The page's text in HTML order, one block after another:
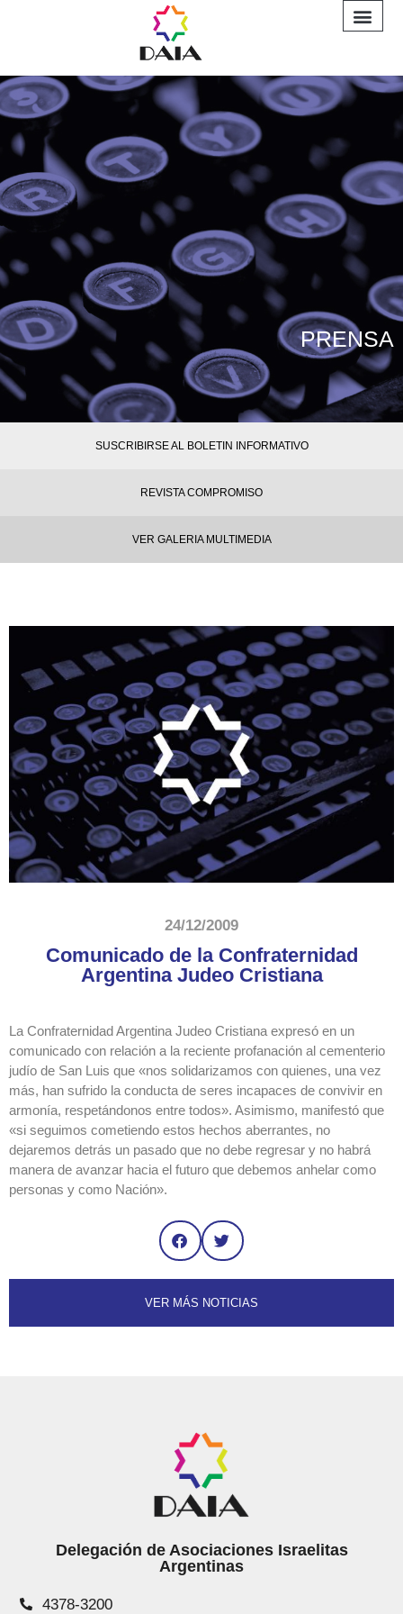
PRENSA
SUSCRIBIRSE AL BOLETIN INFORMATIVO
REVISTA COMPROMISO
VER GALERIA MULTIMEDIA
24/12/2009
Comunicado de la Confraternidad
Argentina Judeo Cristiana
La Confraternidad Argentina Judeo Cristiana expresó en un
comunicado con relación a la reciente profanación al cementerio
judío de San Luis que «nos solidarizamos con quienes, una vez
más, han sufrido la conducta de seres incapaces de convivir en
armonía, respetándonos entre todos». Asimismo, manifestó que
«si seguimos cometiendo estos hechos aberrantes, no
dejaremos detrás un pasado que no debe regresar y no habrá
manera de avanzar hacia el futuro que debemos anhelar como
personas y como Nación».
VER MÁS NOTICIAS
Delegación de Asociaciones Israelitas
Argentinas
4378-3200